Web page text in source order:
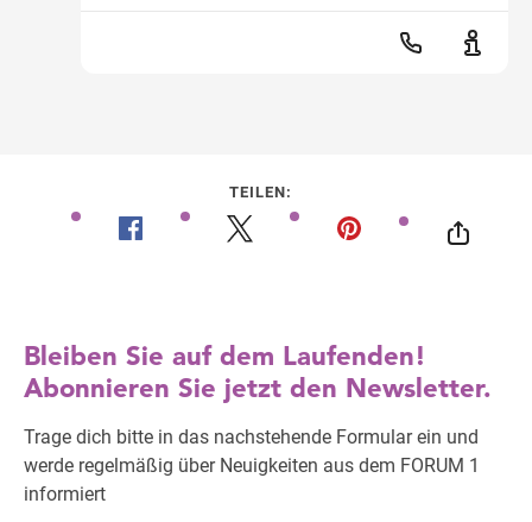
TEILEN: